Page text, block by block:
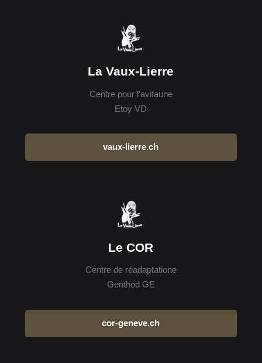
La Vaux-Lierre
Centre pour l'avifaune
Etoy VD
vaux-lierre.ch
Le COR
Centre de réadaptatione
Genthod GE
cor-geneve.ch